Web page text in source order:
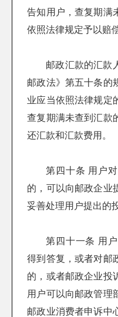
告知用户，查复期满
依照法律规定予以赔
邮政汇款的汇款
邮政法》第五十条的
业应当依照法律规定
查复期满未查到汇款
还汇款和汇款费用。
第四十条 用户
的，可以向邮政企业
妥善处理用户提出的
第四十一条 用
得到答复，或者对邮
的，或者邮政企业投
用户可以向邮政管理
邮政业消费者申诉中